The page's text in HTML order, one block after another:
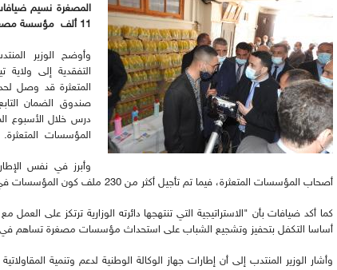
المصغرة نسيم
11 ألف
مؤسسة
وأوضح الوزير
التفقدية إلى
صندوق الضمان التابع
المؤسسات المتعثرة.
أصحاب المؤسسات المتعثرة، فيما تم تأجيل أكثر من 230 ملف كون المؤسسات في حالة نشاط ورفض 6 ملفات.
كما أكد ضيافات بأن "الاستراتيجية التي تنتهجها دائرته الوزارية ترتكز على
أساسا التكفل بتحفيز وتشجيع الشباب على استحداث مؤسسات مصغرة تساهم في
وأشار الوزير المنتدب إلى أن إطارات جهاز الوكالة الوطنية لدعم وتنمية